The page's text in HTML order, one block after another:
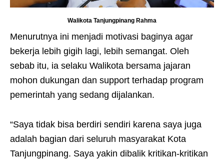
Walikota Tanjungpinang Rahma
Menurutnya ini menjadi motivasi baginya agar
bekerja lebih gigih lagi, lebih semangat. Oleh
sebab itu, ia selaku Walikota bersama jajaran
mohon dukungan dan support terhadap program
pemerintah yang sedang dijalankan.
“Saya tidak bisa berdiri sendiri karena saya juga
adalah bagian dari seluruh masyarakat Kota
Tanjungpinang. Saya yakin dibalik kritikan-kritikan